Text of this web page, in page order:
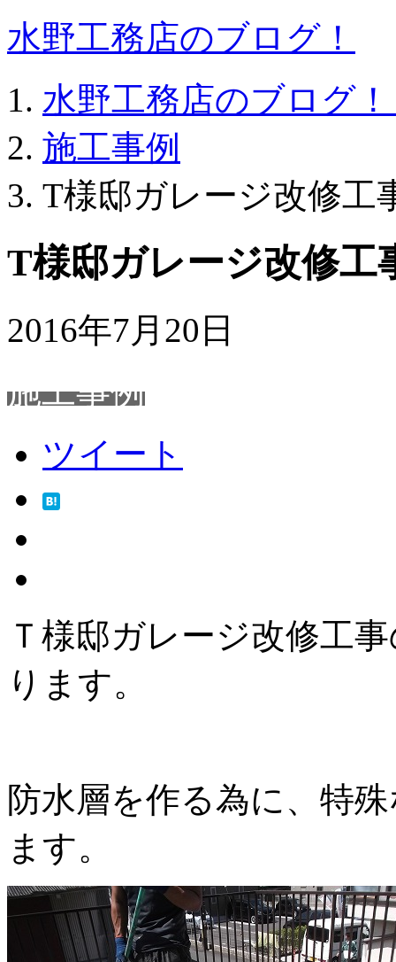
水野工務店のブログ！
水野工務店のブログ！
施工事例
T様邸ガレージ改修
T様邸ガレージ改修
2016年7月20日
施工事例
ツイート
Ｔ様邸ガレージ改修工
ります。
防水層を作る為に、特
ます。